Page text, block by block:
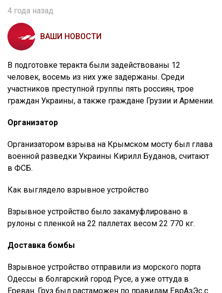
4 года назад
ВАШИ НОВОСТИ
В подготовке теракта были задействованы 12
человек, восемь из них уже задержаны. Среди
участников преступной группы пять россиян, трое
граждан Украины, а также граждане Грузии и Армении.
Организатор
Организатором взрыва на Крымском мосту был глава
военной разведки Украины Кирилл Буданов, считают
в ФСБ.
Как выглядело взрывное устройство
Взрывное устройство было закамуфлировано в
рулоны с пленкой на 22 паллетах весом 22 770 кг.
Доставка бомбы
Взрывное устройство отправили из морского порта
Одессы в болгарский город Русе, а уже оттуда в
Ереван. Груз был растаможен по правилам ЕврАзЭс с